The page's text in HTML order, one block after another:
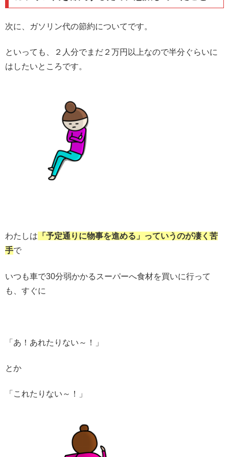
次に、ガソリン代の節約についてです。
といっても、２人分でまだ２万円以上なので半分ぐらいに
はしたいところです。
わたしは 「予定通りに物事を進める」っていうのが凄く苦
手で
いつも車で30分弱かかるスーパーへ食材を買いに行って
も、すぐに
「あ！あれたりない～！」
とか
「これたりない～！」